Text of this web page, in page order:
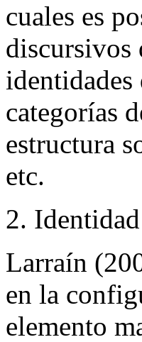
cuales es
discursivos
identidades
categorías
estructura
etc.
2. Identidad
Larraín
en la
elemento